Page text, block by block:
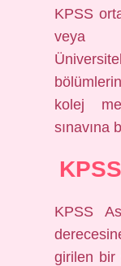
KPSS
veya
kolej
sınavına
KPSS
girilen bir